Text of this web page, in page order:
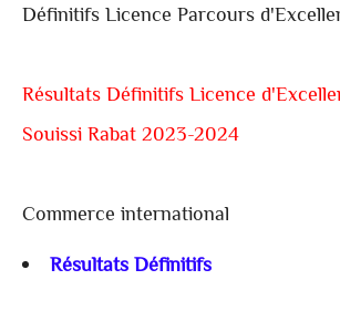
Définitifs Licence Parcours
Résultats Définitifs Licence
Souissi Rabat 2023-2024
Commerce international
Résultats Définitifs